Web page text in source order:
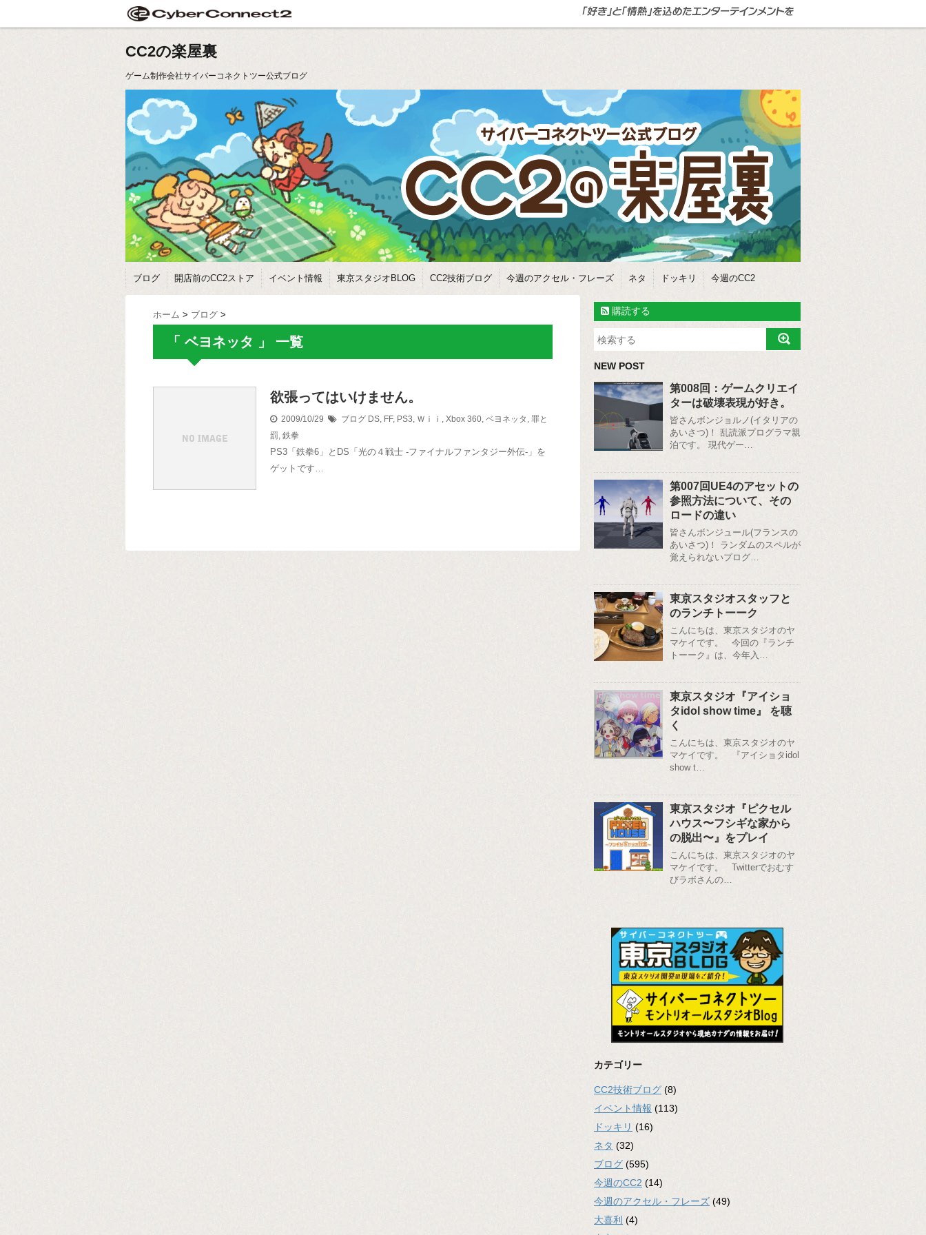
CC2の楽屋裏
ゲーム制作会社サイバーコネクトツー公式ブログ
ブログ 開店前のCC2ストア イベント情報 東京スタジオBLOG CC2技術ブログ 今週のアクセル・フレーズ ネタ ドッキリ 今週のCC2
ホーム > ブログ >
「 ベヨネッタ 」 一覧
欲張ってはいけません。
2009/10/29 ブログ DS, FF, PS3, Ｗｉｉ , Xbox 360, ベヨネッタ , 罪と
罰, 鉄拳
PS3「鉄拳6」とDS「光の４戦士 -ファイナルファンタジー外伝-」を
ゲットです…
購読する
NEW POST
第008回：ゲームクリエイ
ターは破壊表現が好き。
皆さんボンジョルノ(イタリアの
あいさつ)！ 乱読派プログラマ親
泊です。 現代ゲー…
第007回UE4のアセットの
参照方法について、その
ロードの違い
皆さんボンジュール(フランスの
あいさつ)！ ランダムのスペルが
覚えられないプログ…
東京スタジオスタッフと
のランチトーーク
こんにちは、東京スタジオのヤ
マケイです。 今回の『ランチ
トーーク』は、今年入…
東京スタジオ『アイショ
タidol show time』 を聴
く
こんにちは、東京スタジオのヤ
マケイです。 『アイショタidol
show t…
東京スタジオ『ピクセル
ハウス〜フシギな家から
の脱出〜』をプレイ
こんにちは、東京スタジオのヤ
マケイです。 Twitterでおむす
びラボさんの…
カテゴリー
CC2技術ブログ (8)
イベント情報 (113)
ドッキリ (16)
ネタ (32)
ブログ (595)
今週のCC2 (14)
今週のアクセル・フレーズ (49)
大喜利 (4)